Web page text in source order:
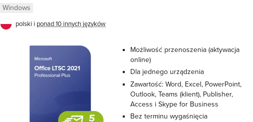
Windows
polski i ponad 10 innych języków
Możliwość przenoszenia (aktywacja
online)
Dla jednego urządzenia
Zawartość: Word, Excel, PowerPoint,
Outlook, Teams (klient), Publisher,
Access i Skype for Business
Bez terminu wygaśnięcia